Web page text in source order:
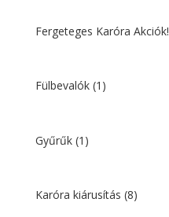
Fergeteges Karóra Akciók!
Fülbevalók (1)
Gyűrűk (1)
Karóra kiárusítás (8)